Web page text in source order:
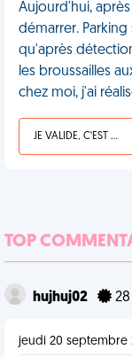
Aujourd'hui,
démarrer.
qu'après
les broussailles
chez moi, j'ai
JE VALIDE, C'EST UNE VDM
TOP
hujhuj02 28
jeudi 20 septembre